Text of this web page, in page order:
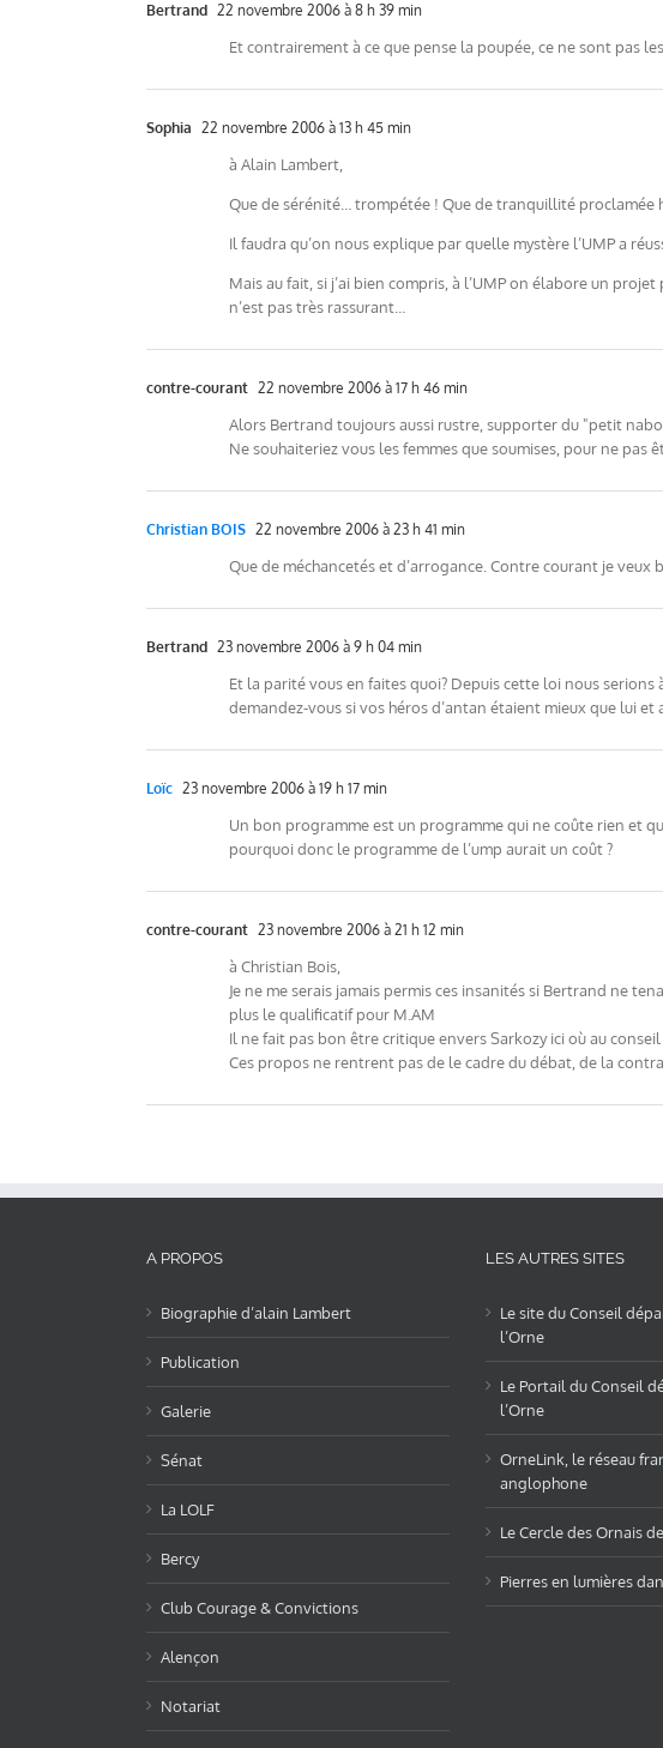
Bertrand 22 novembre 2006 à 8 h 39 min
Et contrairement à ce que pense la poupée, ce ne sont pas
Sophia 22 novembre 2006 à 13 h 45 min
à Alain Lambert,
Que de sérénité… trompétée ! Que de tranquillité proclamée
Il faudra qu’on nous explique par quelle mystère l’UMP a
Mais au fait, si j’ai bien compris, à l’UMP on élabore un
n’est pas très rassurant…
contre-courant 22 novembre 2006 à 17 h 46 min
Alors Bertrand toujours aussi rustre, supporter du "petit
Ne souhaiteriez vous les femmes que soumises, pour ne pas
Christian BOIS 22 novembre 2006 à 23 h 41 min
Que de méchancetés et d’arrogance. Contre courant je veux
Bertrand 23 novembre 2006 à 9 h 04 min
Et la parité vous en faites quoi? Depuis cette loi nous
demandez-vous si vos héros d’antan étaient mieux que lui et
Loïc 23 novembre 2006 à 19 h 17 min
Un bon programme est un programme qui ne coûte rien et
pourquoi donc le programme de l’ump aurait un coût ?
contre-courant 23 novembre 2006 à 21 h 12 min
à Christian Bois,
Je ne me serais jamais permis ces insanités si Bertrand ne
plus le qualificatif pour M.AM
Il ne fait pas bon être critique envers Sarkozy ici où au conseil
Ces propos ne rentrent pas de le cadre du débat, de la
A PROPOS
Biographie d’alain Lambert
Publication
Galerie
Sénat
La LOLF
Bercy
Club Courage & Convictions
Alençon
Notariat
LES AUTRES SITES
Le site du Conseil
l’Orne
Le Portail du Conseil
l’Orne
OrneLink, le réseau
anglophone
Le Cercle des Ornais
Pierres en lumières